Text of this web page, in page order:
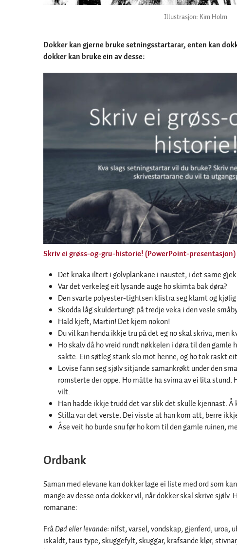
Illustrasjon: Kim Holm
Dokker kan gjerne bruke setningsstartarar, enten kan
dokker kan bruke ein av desse:
Skriv ei grøss-og-gru-historie! (PowerPoint-presentasjon)
Det knaka iltert i golvplankane i naustet, i det same
Var det verkeleg eit lysande auge ho skimta bak døra?
Den svarte polyester-tightsen klistra seg klamt og
Skodda låg skuldertungt på tredje veka i den vesle
Hald kjeft, Martin! Det kjem nokon!
Du vil kan henda ikkje tru på det eg no skal skriva, men
Ho skalv då ho vreid rundt nøkkelen i døra til den gamle
sakte. Ein søtleg stank slo mot henne, og ho tok raskt
Lovise fann seg sjølv sitjande samankrøkt under den
romsterte der oppe. Ho måtte ha svima av ei lita stund.
vilt.
Han hadde ikkje trudd det var slik det skulle kjennast.
Stilla var det verste. Dei visste at han kom att, berre
Åse veit ho burde snu før ho kom til den gamle ruinen,
Ordbank
Saman med elevane kan dokker lage ei liste med ord som
mange av desse orda dokker vil, når dokker skal skrive sjølv.
romanane:
FråDød eller levande: nifst, varsel, vondskap, gjenferd, uroa,
iskaldt, taus type, skuggefylt, skuggar, krafsande klør,